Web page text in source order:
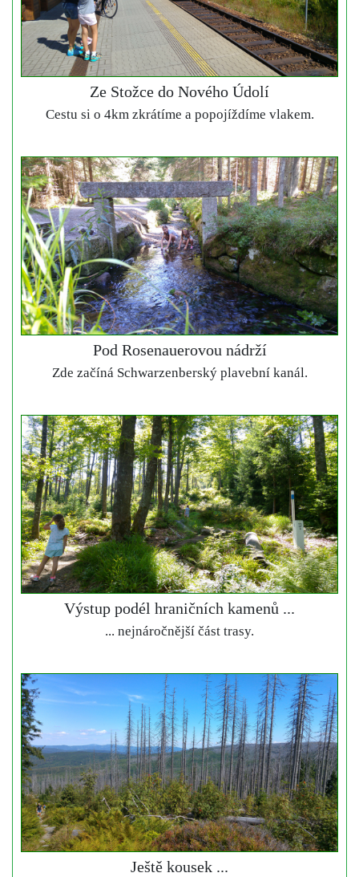
Ze Stožce do Nového Údolí
Cestu si o 4km zkrátíme a popojíždíme vlakem.
Pod Rosenauerovou nádrží
Zde začíná Schwarzenberský plavební kanál.
Výstup podél hraničních kamenů ...
... nejnáročnější část trasy.
Ještě kousek ...